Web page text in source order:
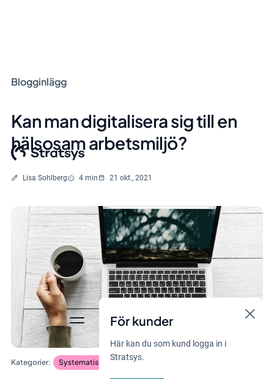
För kunder
Här kan du som kund logga in i
Stratsys.
Blogginlägg
Kan man digitalisera sig till en
hälsosam arbetsmiljö?
Skriven av
Lisa Sohlberg Lästid
4 min 21 okt., 2021
Systematiskt arbetsmiljöarbete